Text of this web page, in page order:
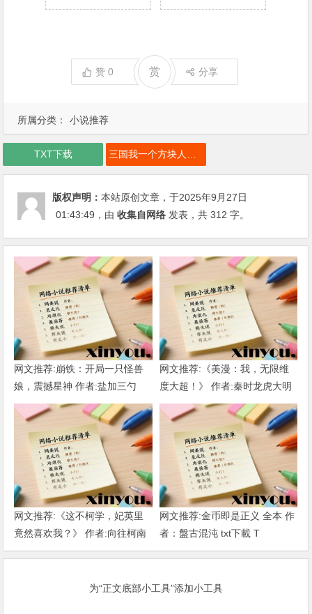
所属分类： 小说推荐
赞0 赏 分享
TXT下载 三国我一个方块人咋成神仙了下载
版权声明：本站原创文章，于2025年9月27日
01:43:49 ，由收集自网络 发表，共 312 字。
网文推荐:崩铁：开局一只怪兽
娘，震撼星神 作者:盐加三勺
（1-218）TXT下载
网文推荐:《美漫：我，无限维
度大超！》 作者:秦时龙虎大明
1-802章 TXT下载
网文推荐:《这不柯学，妃英里
竟然喜欢我？》 作者:向往柯南
1-189章 TXT下载
网文推荐:金币即是正义 全本 作
者：盤古混沌 txt下載 T
为“正文底部小工具”添加小工具